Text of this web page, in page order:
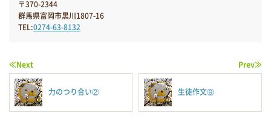
〒370-2344
群馬県富岡市黒川1807-16
TEL:0274-63-8132
≪Next
力のつり合い②
Prev≫
生徒作文⑨